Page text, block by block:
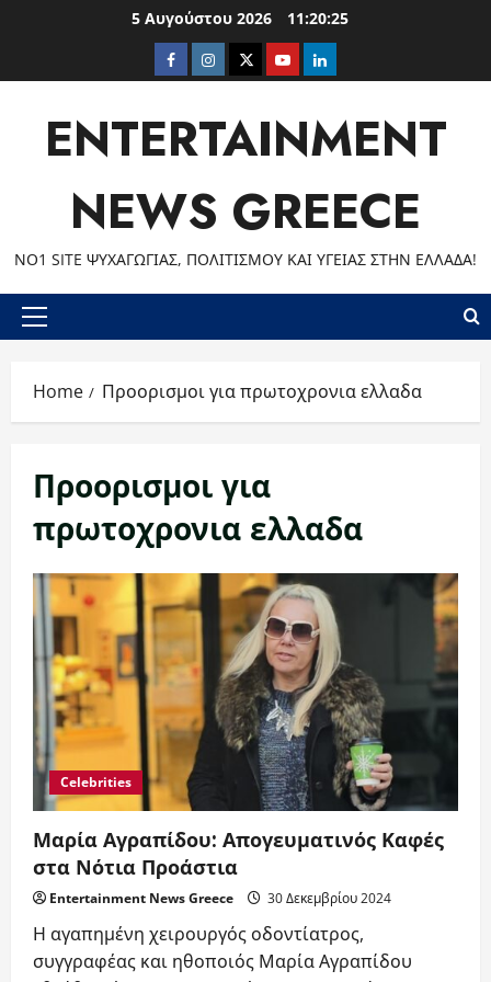
5 Αυγούστου 2026 11:20:26
Facebook
Instagram
TwitterYoutubeLinkedIn
ENTERTAINMENT
NEWS GREECE
ΝΟ1 SITE ΨΥΧΑΓΩΓΊΑΣ, ΠΟΛΙΤΙΣΜΟΎ ΚΑΙ ΥΓΕΊΑΣ ΣΤΗΝ ΕΛΛΆΔΑ!
Primary
Home Προορισμοι για πρωτοχρονια ελλαδα
Προορισμοι για
πρωτοχρονια ελλαδα
Celebrities
Μαρία Αγραπίδου: Απογευματινός Καφές
στα Νότια Προάστια
Entertainment News Greece 30 Δεκεμβρίου 2024
Η αγαπημένη χειρουργός οδοντίατρος,
συγγραφέας και ηθοποιός Μαρία Αγραπίδου